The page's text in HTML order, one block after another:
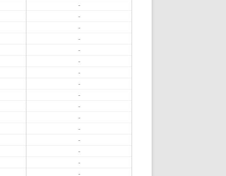
-
-
-
-
-
-
-
-
-
-
-
-
-
-
-
-